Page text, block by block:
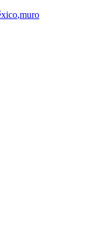
,muro